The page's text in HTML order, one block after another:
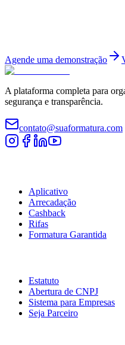
Agende uma demonstração
A plataforma completa para
segurança e transparência.
contato@suaformatura.com
Aplicativo
Arrecadação
Cashback
Rifas
Formatura Garantida
Estatuto
Abertura de CNPJ
Sistema para Empresas
Seja Parceiro